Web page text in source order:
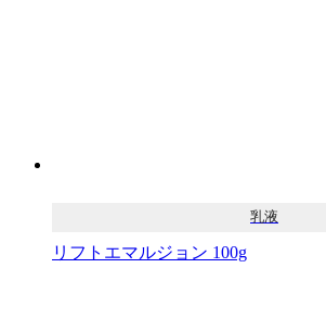
乳液
リフトエマルジョン 100g